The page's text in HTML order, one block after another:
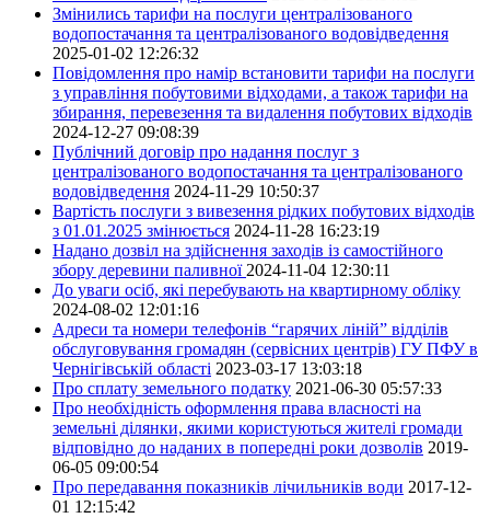
Змінились тарифи на послуги централізованого
водопостачання та централізованого водовідведення
2025-01-02 12:26:32
Повідомлення про намір встановити тарифи на послуги
з управління побутовими відходами, а також тарифи на
збирання, перевезення та видалення побутових відходів
2024-12-27 09:08:39
Публічний договір про надання послуг з
централізованого водопостачання та централізованого
водовідведення 2024-11-29 10:50:37
Вартість послуги з вивезення рідких побутових відходів
з 01.01.2025 змінюється 2024-11-28 16:23:19
Надано дозвіл на здійснення заходів із самостійного
збору деревини паливної 2024-11-04 12:30:11
До уваги осіб, які перебувають на квартирному обліку
2024-08-02 12:01:16
Адреси та номери телефонів “гарячих ліній” відділів
обслуговування громадян (сервісних центрів) ГУ ПФУ в
Чернігівській області 2023-03-17 13:03:18
Про сплату земельного податку 2021-06-30 05:57:33
Про необхідність оформлення права власності на
земельні ділянки, якими користуються жителі громади
відповідно до наданих в попередні роки дозволів 2019-
06-05 09:00:54
Про передавання показників лічильників води 2017-12-
01 12:15:42